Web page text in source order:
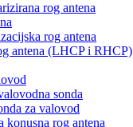
rog antena
rog antena
antena (LHCP i RHCP)
sonda
za valovod
konusna rog antena